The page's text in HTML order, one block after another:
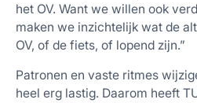
het OV. Want we willen ook
maken we inzichtelijk wat de
OV, of de fiets, of lopend zijn.”
Patronen en vaste ritmes
heel erg lastig. Daarom heeft